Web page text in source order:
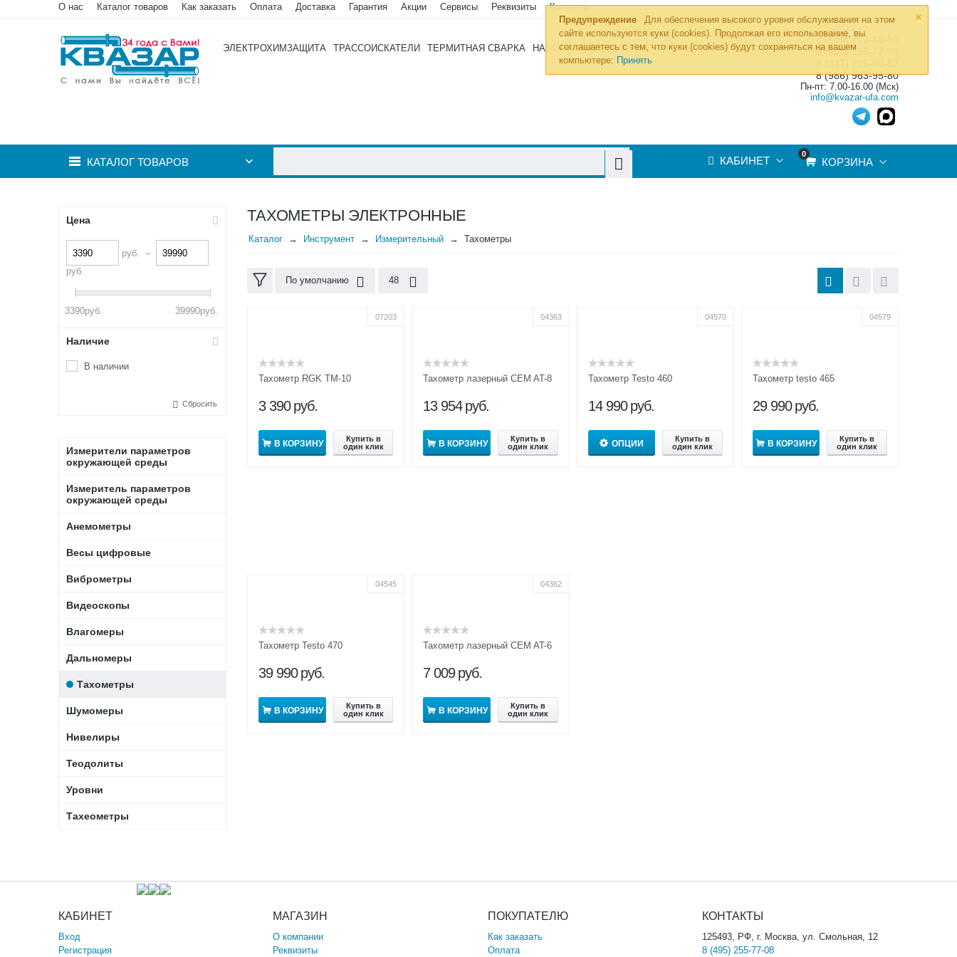
×
Предупреждение
Для обеспечения высокого уровня обслуживания на этом
сайте используются куки (cookies). Продолжая его использование, вы
соглашаетесь с тем, что куки (cookies) будут сохраняться на вашем
компьютере: Принять
О нас Каталог товаров Как заказать Оплата Доставка Гарантия Акции Сервисы Реквизиты Контакты
ЭЛЕКТРОХИМЗАЩИТА ТРАССОИСКАТЕЛИ ТЕРМИТНАЯ СВАРКА НАБОРЫ ИНСТРУМЕНТОВ »
8 (800) 700-19-50
8 (495) 255-77-08
8 (986) 963-95-80
Пн-пт: 7.00-16.00 (Мск)
info@kvazar-ufa.com
КАТАЛОГ ТОВАРОВ
0
КОРЗИНА
КАБИНЕТ
Цена
руб.
–
руб.
3390руб. 39990руб.
Наличие
В наличии
Сбросить
Измерители параметров
окружающей среды
Измеритель параметров
окружающей среды
Анемометры
Весы цифровые
Виброметры
Видеоскопы
Влагомеры
Дальномеры
Тахометры
Шумомеры
Нивелиры
Теодолиты
Уровни
Тахеометры
ТАХОМЕТРЫ ЭЛЕКТРОННЫЕ
Каталог Инструмент Измерительный Тахометры
По умолчанию 48
07203
Тахометр RGK TM-10
3 390 руб.
В КОРЗИНУ
Купить в
один клик
04363
Тахометр лазерный CEM AT-8
13 954 руб.
В КОРЗИНУ
Купить в
один клик
04570
Тахометр Testo 460
14 990 руб.
ОПЦИИ
Купить в
один клик
04579
Тахометр testo 465
29 990 руб.
В КОРЗИНУ
Купить в
один клик
04545
Тахометр Testo 470
39 990 руб.
В КОРЗИНУ
Купить в
один клик
04362
Тахометр лазерный CEM AT-6
7 009 руб.
В КОРЗИНУ
Купить в
один клик
КАБИНЕТ
Вход
Регистрация
МАГАЗИН
О компании
Реквизиты
ПОКУПАТЕЛЮ
Как заказать
Оплата
КОНТАКТЫ
125493, РФ, г. Москва, ул. Смольная, 12
8 (495) 255-77-08